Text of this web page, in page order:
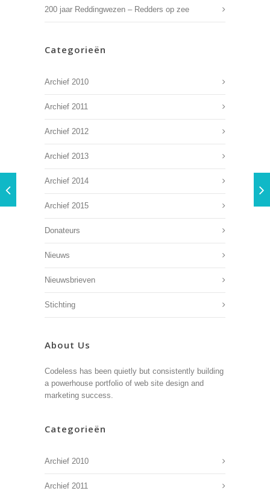
200 jaar Reddingwezen – Redders op zee
Categorieën
Archief 2010
Archief 2011
Archief 2012
Archief 2013
Archief 2014
Archief 2015
Donateurs
Nieuws
Nieuwsbrieven
Stichting
About Us
Codeless has been quietly but consistently building
a powerhouse portfolio of web site design and
marketing success.
Categorieën
Archief 2010
Archief 2011